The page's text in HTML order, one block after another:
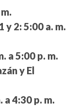
y 2: 5:00 a. m.
a 5:00 p. m.
y El
a 4:30 p. m.